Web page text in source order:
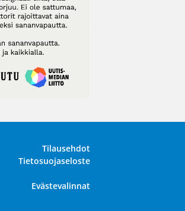
Tilausehdot
Tietosuojaseloste
Evästevalinnat